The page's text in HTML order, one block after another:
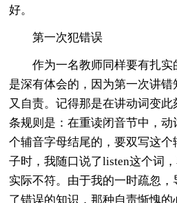
好。
第一次犯错误
作为一名教师同样要有扎
是深有体会的，因为第一次讲
又自责。记得那是在讲动词变
条规则是：在重读闭音节中，
个辅音字母结尾的，要双写这个
子时，我随口说了listen这个词
实际不符。由于我的一时疏忽，
了错误的知识，那种自责惭愧